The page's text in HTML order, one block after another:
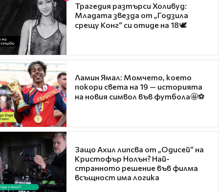
Трагедия разтърси Холивуд:
Младата звезда от „Годзила
срещу Конг“ си отиде на 18🕊️
Ламин Ямал: Момчето, което
покори света на 19 — историята
на новия символ във футбола🤩⚽
Защо Ахил липсва от „Одисей“ на
Кристофър Нолън? Най-
странното решение във филма
всъщност има логика